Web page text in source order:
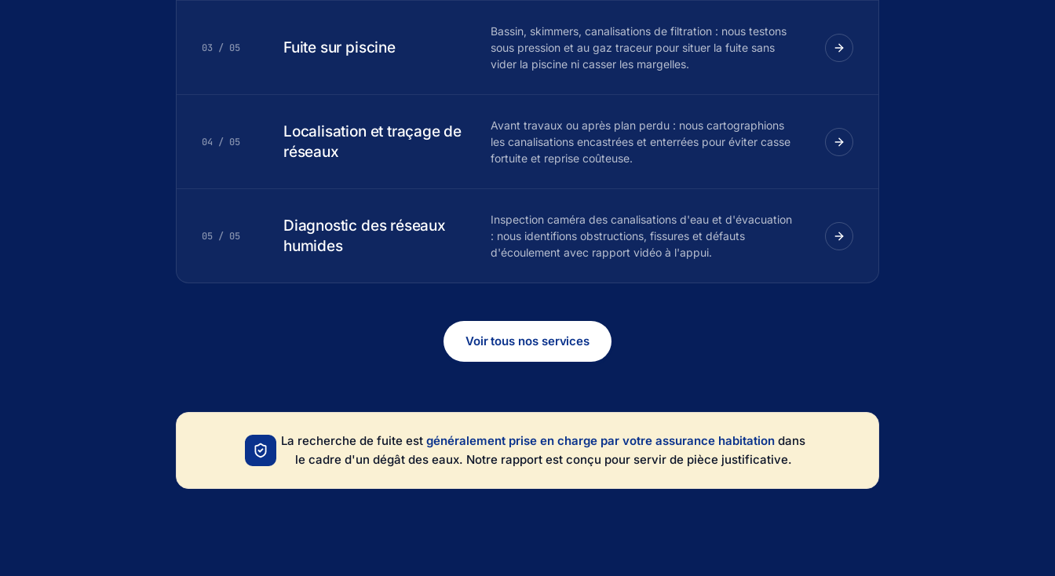
03 / 05 Fuite sur piscine
Bassin, skimmers, canalisations de filtration : nous testons
sous pression et au gaz traceur pour situer la fuite sans
vider la piscine ni casser les margelles.
04 / 05
Localisation et traçage de
réseaux
Avant travaux ou après plan perdu : nous cartographions
les canalisations encastrées et enterrées pour éviter casse
fortuite et reprise coûteuse.
05 / 05
Diagnostic des réseaux
humides
Inspection caméra des canalisations d'eau et d'évacuation
: nous identifions obstructions, fissures et défauts
d'écoulement avec rapport vidéo à l'appui.
Voir tous nos services
La recherche de fuite est généralement prise en charge par votre assurance habitation dans
le cadre d'un dégât des eaux. Notre rapport est conçu pour servir de pièce justificative.